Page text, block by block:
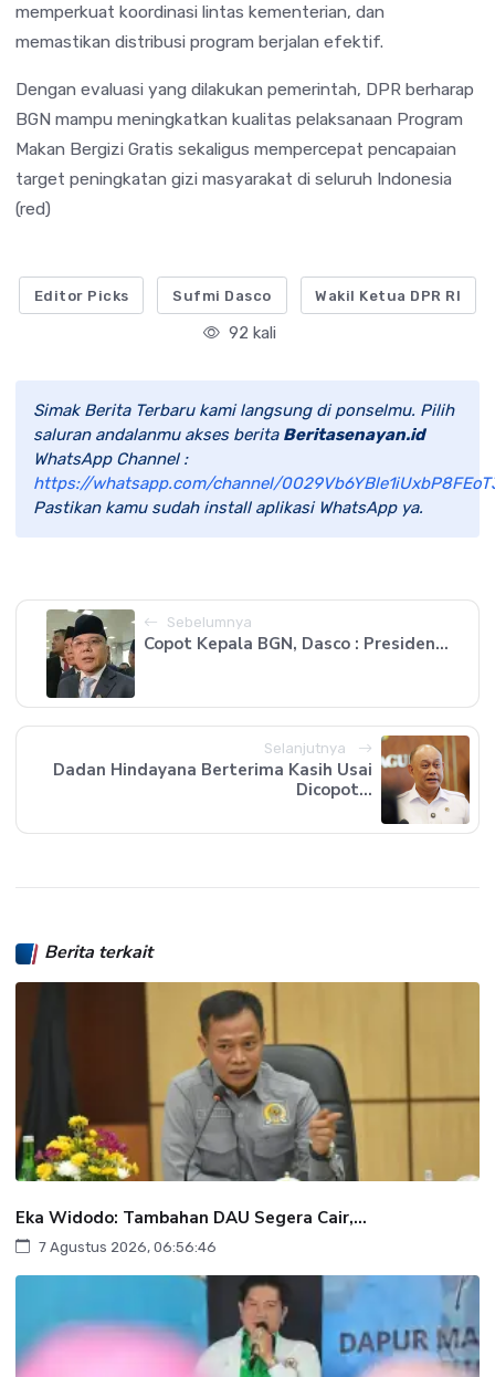
memperkuat koordinasi lintas kementerian, dan
memastikan distribusi program berjalan efektif.
Dengan evaluasi yang dilakukan pemerintah, DPR berharap
BGN mampu meningkatkan kualitas pelaksanaan Program
Makan Bergizi Gratis sekaligus mempercepat pencapaian
target peningkatan gizi masyarakat di seluruh Indonesia
(red)
Editor Picks Sufmi Dasco Wakil Ketua DPR RI
92 kali
Simak Berita Terbaru kami langsung di ponselmu. Pilih
saluran andalanmu akses berita Beritasenayan.id
WhatsApp Channel :
https://whatsapp.com/channel/
Pastikan kamu sudah install aplikasi WhatsApp ya.
Sebelumnya
Copot Kepala BGN, Dasco : Presiden...
Selanjutnya
Dadan Hindayana Berterima Kasih Usai
Dicopot...
Berita terkait
Eka Widodo: Tambahan DAU Segera Cair,...
7 Agustus 2026, 06:56:46